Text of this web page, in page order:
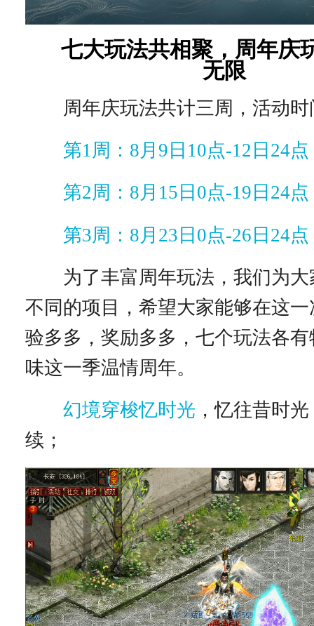
七大玩法共相聚，周年庆
无限
周年庆玩法共计三周，活动时
第1周：8月9日10点-12日24点
第2周：8月15日0点-19日24点
第3周：8月23日0点-26日24点
为了丰富周年玩法，我们为大
不同的项目，希望大家能够在这
验多多，奖励多多，七个玩法各
味这一季温情周年。
幻境穿梭忆时光 ，忆往昔时
续；